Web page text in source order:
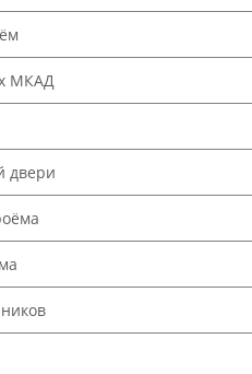
МКАД
двери